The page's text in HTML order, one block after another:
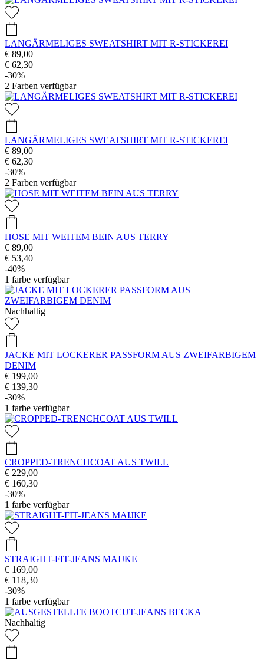
LANGÄRMELIGES SWEATSHIRT MIT R-STICKEREI
€ 89,00
€ 62,30
-30%
2 Farben verfügbar
LANGÄRMELIGES SWEATSHIRT MIT R-STICKEREI
€ 89,00
€ 62,30
-30%
2 Farben verfügbar
HOSE MIT WEITEM BEIN AUS TERRY
€ 89,00
€ 53,40
-40%
1 farbe verfügbar
Nachhaltig
JACKE MIT LOCKERER PASSFORM AUS ZWEIFARBIGEM
DENIM
€ 199,00
€ 139,30
-30%
1 farbe verfügbar
CROPPED-TRENCHCOAT AUS TWILL
€ 229,00
€ 160,30
-30%
1 farbe verfügbar
STRAIGHT-FIT-JEANS MAIJKE
€ 169,00
€ 118,30
-30%
1 farbe verfügbar
Nachhaltig